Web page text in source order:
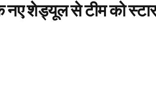
शेड्यूल से टीम को